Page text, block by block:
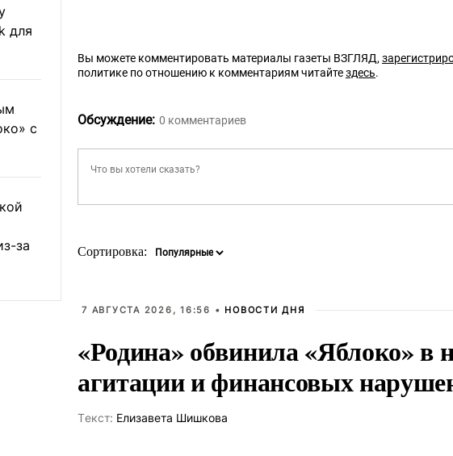
для
с
за
Вы можете комментировать материалы газеты ВЗГЛЯД,
политике по отношению к комментариям читайтездесь.
Обсуждение: 0 комментариев
Сортировка:
7 АВГУСТА 2026, 16:56 • НОВОСТИ ДНЯ
«Родина» обвинила «Яблоко» в
агитации и финансовых
Tекст: Елизавета Шишкова